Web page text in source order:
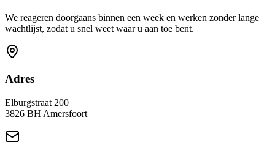
We reageren doorgaans binnen een week en werken zonder lange
wachtlijst, zodat u snel weet waar u aan toe bent.
Adres
Elburgstraat 200
3826 BH Amersfoort